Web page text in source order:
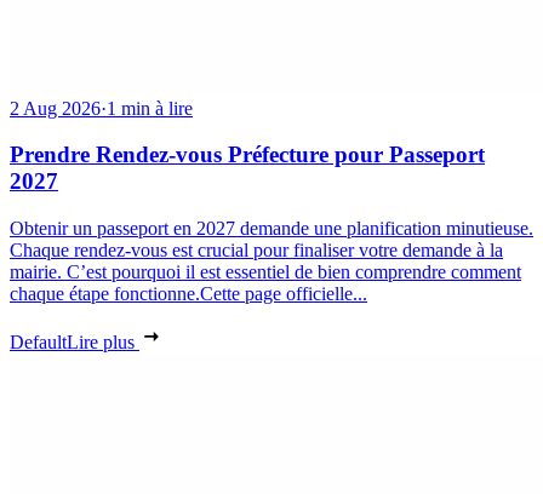
2 Aug 2026·1 min à lire
Prendre Rendez-vous Préfecture pour Passeport
2027
Obtenir un passeport en 2027 demande une planification minutieuse.
Chaque rendez-vous est crucial pour finaliser votre demande à la
mairie. C’est pourquoi il est essentiel de bien comprendre comment
chaque étape fonctionne.Cette page officielle...
DefaultLire plus